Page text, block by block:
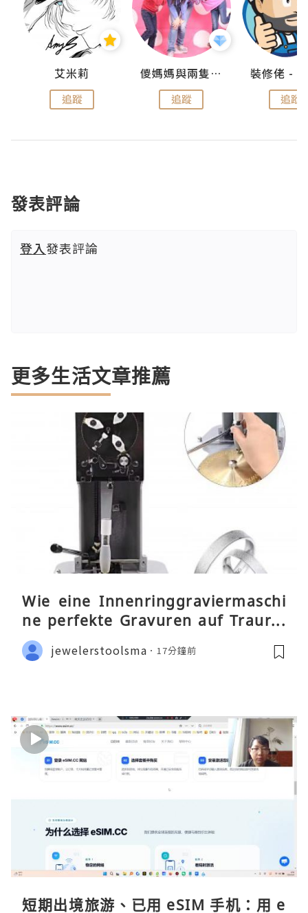
艾米莉
追蹤
儍媽媽與兩隻小魔怪之家
追蹤 追蹤
發表評論
登入發表評論
更多生活文章推薦
Wie eine Innenringgraviermaschi
ne perfekte Gravuren auf Traurin
gen ermöglicht
jewelerstoolsma 17分鐘前
短期出境旅游、已用 eSIM 手机：用 e